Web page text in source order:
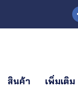
สินค้า เพิ่มเติม